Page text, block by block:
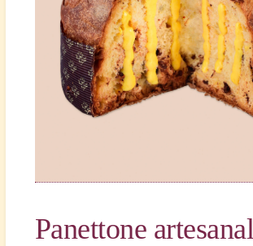
Panettone artesanal